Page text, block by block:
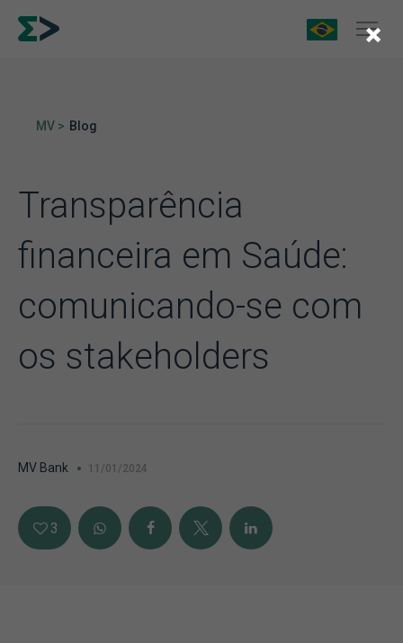
×
MV > Blog
Transparência
financeira em Saúde:
comunicando-se com
os stakeholders
MV Bank 11/01/2024
3